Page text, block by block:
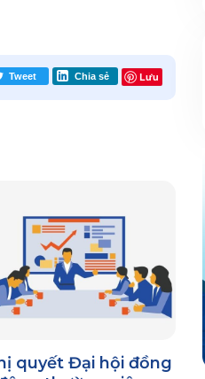
Tweet Chia sẻ Lưu
quyết Đại hội đồng